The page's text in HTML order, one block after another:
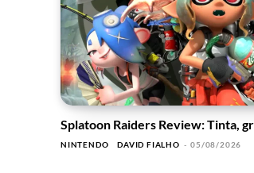
Splatoon Raiders Review: Tinta,
NINTENDO DAVID FIALHO - 05/08/2026